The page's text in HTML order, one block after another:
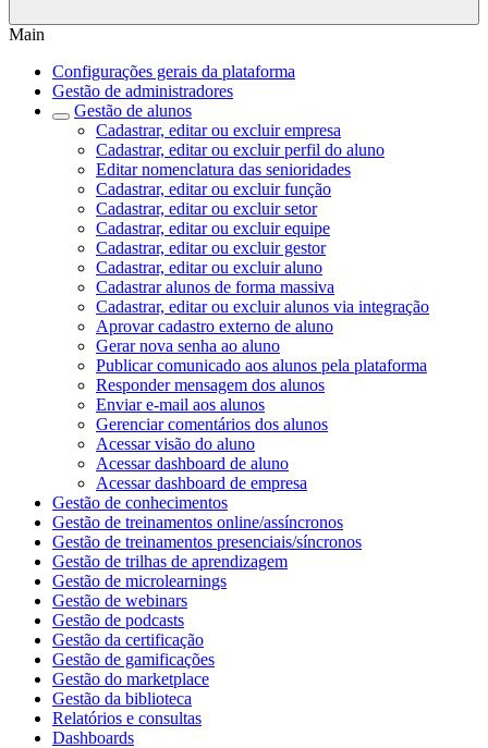
Main
Configurações gerais da plataforma
Gestão de administradores
Gestão de alunos
Cadastrar, editar ou excluir empresa
Cadastrar, editar ou excluir perfil do aluno
Editar nomenclatura das senioridades
Cadastrar, editar ou excluir função
Cadastrar, editar ou excluir setor
Cadastrar, editar ou excluir equipe
Cadastrar, editar ou excluir gestor
Cadastrar, editar ou excluir aluno
Cadastrar alunos de forma massiva
Cadastrar, editar ou excluir alunos via integração
Aprovar cadastro externo de aluno
Gerar nova senha ao aluno
Publicar comunicado aos alunos pela plataforma
Responder mensagem dos alunos
Enviar e-mail aos alunos
Gerenciar comentários dos alunos
Acessar visão do aluno
Acessar dashboard de aluno
Acessar dashboard de empresa
Gestão de conhecimentos
Gestão de treinamentos online/assíncronos
Gestão de treinamentos presenciais/síncronos
Gestão de trilhas de aprendizagem
Gestão de microlearnings
Gestão de webinars
Gestão de podcasts
Gestão da certificação
Gestão de gamificações
Gestão do marketplace
Gestão da biblioteca
Relatórios e consultas
Dashboards